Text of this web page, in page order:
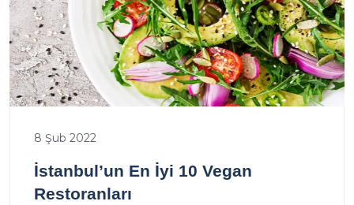
8 Şub 2022
İstanbul’un En İyi 10 Vegan
Restoranları